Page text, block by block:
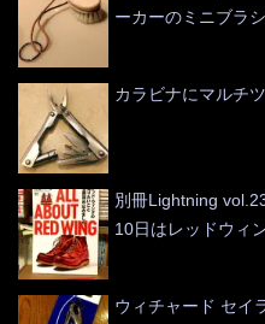
ーカーのミニブラ
カラビナにマルチ
別冊Lightning
10日はレッドウィ
ウィチャード セイ